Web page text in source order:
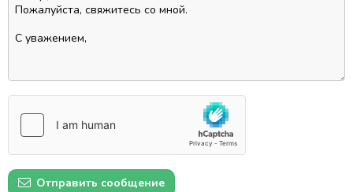
Отправить сообщение